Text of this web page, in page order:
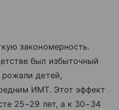
закономерность.
был избыточный
детей,
ИМТ. Этот эффект
25−29 лет, а к 30−34